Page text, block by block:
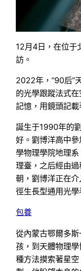
12月4日，在位于
訪。
2022年，“90后”
的光學跟蹤法式
記憶，用鏡頭記載
誕生于1990年的
好。劉博洋高中
學物理學院地理
理臺，之后經由
朝，劉博洋正在
徑生長型通用光學
包養
從內蒙古鄂爾多
孩，到天體物理
種方法摸索著星